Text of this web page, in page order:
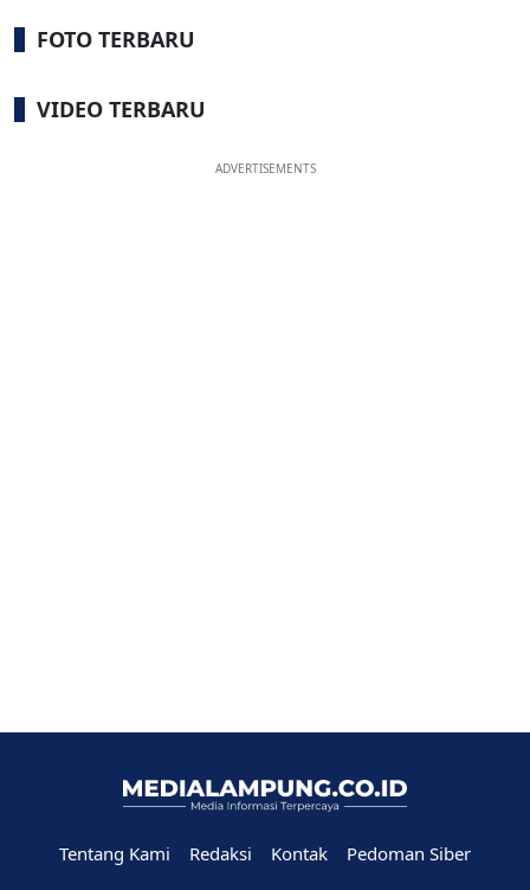
FOTO TERBARU
VIDEO TERBARU
ADVERTISEMENTS
Tentang Kami Redaksi Kontak
Pedoman Siber